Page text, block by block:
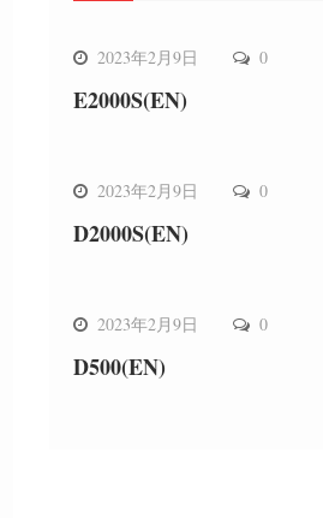
2023年2月9日 0
E2000S(EN)
飞马新品
2023年2月9日 0
D2000S(EN)
飞马新品
2023年2月9日 0
D500(EN)